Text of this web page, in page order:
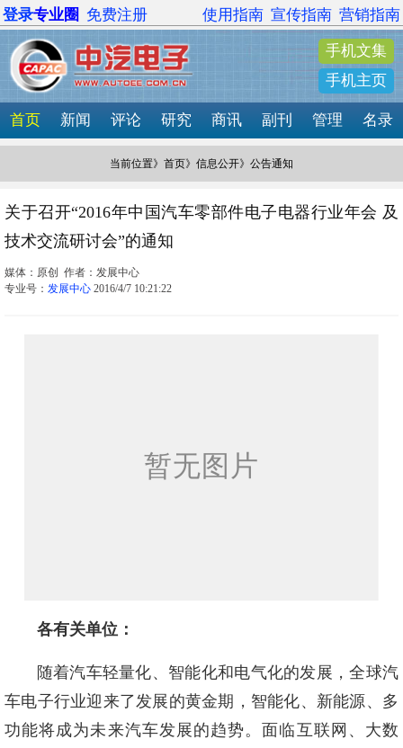
登录专业圈 免费注册 使用指南 宣传指南 营销指南
手机文集
手机主页
首页 新闻 评论 研究 商讯 副刊 管理 名录
当前位置》 首页》 信息公开》公告通知
关于召开“2016年中国汽车零部件电子电器行业年会 及
技术交流研讨会”的通知
媒体：原创 作者：发展中心
专业号： 发展中心 2016/4/7 10:21:22
各有关单位：
随着汽车轻量化、智能化和电气化的发展，全球汽
车电子行业迎来了发展的黄金期，智能化、新能源、多
功能将成为未来汽车发展的趋势。面临互联网、大数